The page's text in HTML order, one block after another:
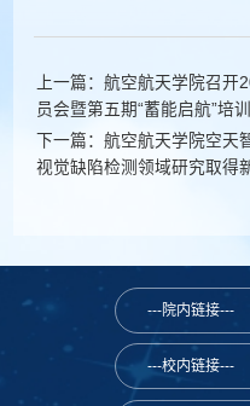
上一篇：航空航天学院召
员会暨第五期“蓄能启航”
下一篇：航空航天学院空
视觉缺陷检测领域研究取得
---院内链接---
---校内链接---